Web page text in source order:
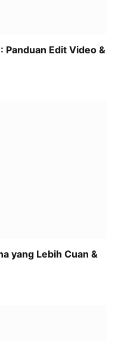
Edit Video &
yang Lebih Cuan &